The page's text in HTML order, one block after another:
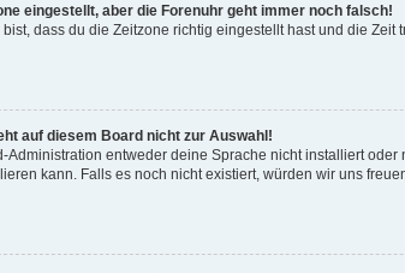
eingestellt, aber die Forenuhr geht immer noch falsch!
dass du die Zeitzone richtig eingestellt hast und die
auf diesem Board nicht zur Auswahl!
Administration entweder deine Sprache nicht installiert
kann. Falls es noch nicht existiert, würden wir uns